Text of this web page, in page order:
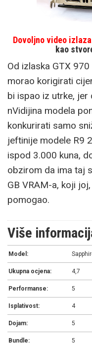
Dovoljno video izlaza
kao
Od izlaska GTX
morao korigirati
bi ispao iz utrke, jer
nVidijina modela
konkurirati samo
jeftinije modele R9
ispod 3.000 kuna,
obzirom da ima taj
GB VRAM-a, koji
pomogao.
Više
Model:
Ukupna ocjena: 4,7
Performanse: 5
Isplativost: 4
Dojam: 5
Bundle: 5